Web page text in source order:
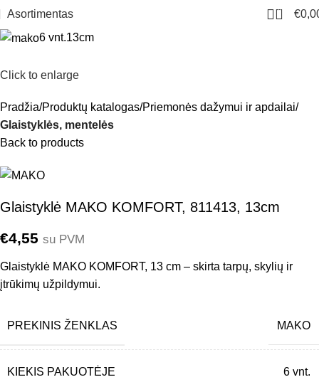
Asortimentas 0 €
6 vnt.13cm
Click to enlarge
Pradžia Produktų katalogas Priemonės dažymui ir apdailai
Glaistyklės, mentelės
Back to products
Glaistyklė MAKO KOMFORT, 811413, 13cm
€4,55 su PVM
Glaistyklė MAKO KOMFORT, 13 cm – skirta tarpų, skylių ir
įtrūkimų užpildymui.
PREKINIS ŽENKLAS MAKO
KIEKIS PAKUOTĖJE 6 vnt.